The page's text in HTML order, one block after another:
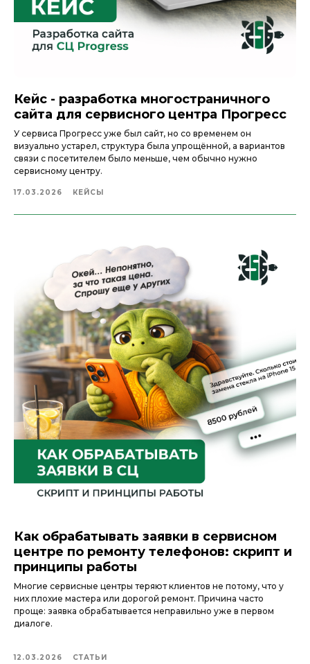
Кейс - разработка многостраничного
сайта для сервисного центра Прогресс
У сервиса Прогресс уже был сайт, но со временем он
визуально устарел, структура была упрощённой, а вариантов
связи с посетителем было меньше, чем обычно нужно
сервисному центру.
17.03.2026 КЕЙСЫ
Как обрабатывать заявки в сервисном
центре по ремонту телефонов: скрипт и
принципы работы
Многие сервисные центры теряют клиентов не потому, что у
них плохие мастера или дорогой ремонт. Причина часто
проще: заявка обрабатывается неправильно уже в первом
диалоге.
12.03.2026 СТАТЬИ